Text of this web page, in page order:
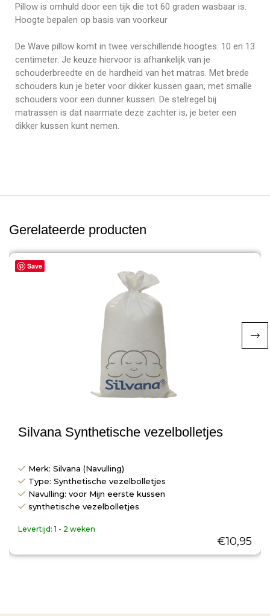
Pillow is omhuld door een tijk die tot 60 graden wasbaar is.
Hoogte bepalen op basis van voorkeur
De Wave pillow komt in twee verschillende hoogtes: 10 en 13
centimeter. Je keuze hiervoor is afhankelijk van je
schouderbreedte en de hardheid van het matras. Met brede
schouders kun je beter voor dikker kussen gaan, met smalle
schouders voor een dunner kussen. De stelregel bij
matrassen is dat naarmate deze zachter is, je beter een
dikker kussen kunt nemen.
Gerelateerde producten
Save
Silvana Synthetische vezelbolletjes
Merk: Silvana (Navulling)
Type: Synthetische vezelbolletjes
Navulling: voor Mijn eerste kussen
synthetische vezelbolletjes
€10,95
Levertijd: 1 - 2 weken